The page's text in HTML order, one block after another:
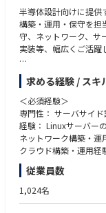
■参考動画・記事
＜記事＞
参考①：新たなコンセ
淳義社長に聞く
＜参考動画＞
参考①：【半導体2023
＆業界各社の動きを徹
https://
参考②：【Rapidus社
構築する!
https://
半導体設計向けに提供
構築・運用・保守を担
守、ネットワーク、サ
実装等、幅広くご活躍
Rapidusは2025年4月
向けて試作を進めてお
《Rapidusの技術で変
弊社の取引業界は自動
ホやPC、産業用ロボ
現代社会の進化は半導
次世代技術の発展が、
スRUMSを展開、単
にすることを価値とし
RUMSとは・・・
求める経験 / スキ
＜必須経験＞
専門性： サーバサイド
経験： Linuxサーバー
ネットワーク構築・運
クラウド構築・運用経
EDAソフトウェア開発
シェルスクリプト、
従業員数
1,024名